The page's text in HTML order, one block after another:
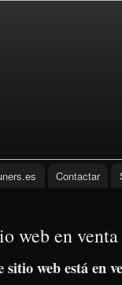
Contactar
web en venta
sitio web está en